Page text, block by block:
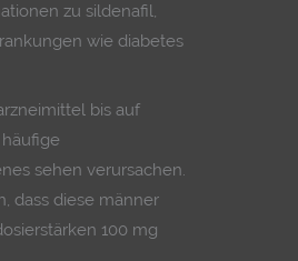
zu sildenafil,
wie diabetes
bis auf
sehen verursachen.
dass diese männer
100 mg